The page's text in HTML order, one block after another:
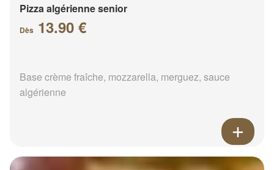
Pizza algérienne senior
Dès 13.90 €
Base crème fraîche, mozzarella, merguez, sauce
algérienne